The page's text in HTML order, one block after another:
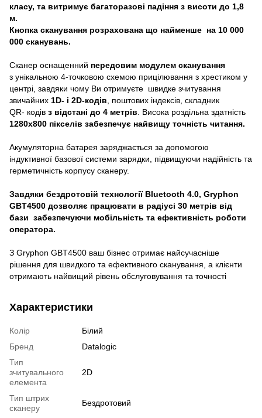
класу, та витримує багаторазові падіння з висоти до 1,8
м.
Кнопка сканування розрахована що найменше на 10 000
000 сканувань.
Сканер оснащенний передовим модулем сканування
з унікальною 4-точковою схемою прицілювання з хрестиком у
центрі, завдяки чому Ви отримуєте швидке зчитування
звичайних 1D- і 2D-кодів , поштових індексів, складник
QR- кодів з відстані до 4 метрів . Висока роздільна здатність
1280х800 пікселів забезпечує найвищу точність читання.
Акумуляторна батарея заряджається за допомогою
індуктивної базової системи зарядки, підвищуючи надійність та
герметичність корпусу сканеру.
Завдяки бездротовій технології Bluetooth 4.0, Gryphon
GBT4500 дозволяє працювати в радіусі 30 метрів від
бази забезпечуючи мобільність та ефективність роботи
оператора.
З Gryphon GBT4500 ваш бізнес отримає найсучасніше
рішення для швидкого та ефективного сканування, а клієнти
отримають найвищий рівень обслуговування та точності
Характеристики
Колір
Білий
Бренд
Datalogic
Тип
зчитувального
елемента
2D
Тип штрих
сканеру
Бездротовий